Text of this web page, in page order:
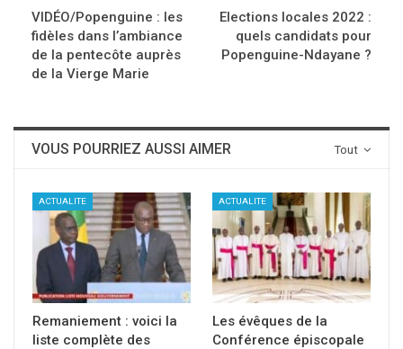
VIDÉO/Popenguine : les
fidèles dans l’ambiance
de la pentecôte auprès
de la Vierge Marie
Elections locales 2022 :
quels candidats pour
Popenguine-Ndayane ?
Tout
VOUS POURRIEZ AUSSI AIMER
ACTUALITE
Remaniement : voici la
liste complète des
ACTUALITE
Les évêques de la
Conférence épiscopale